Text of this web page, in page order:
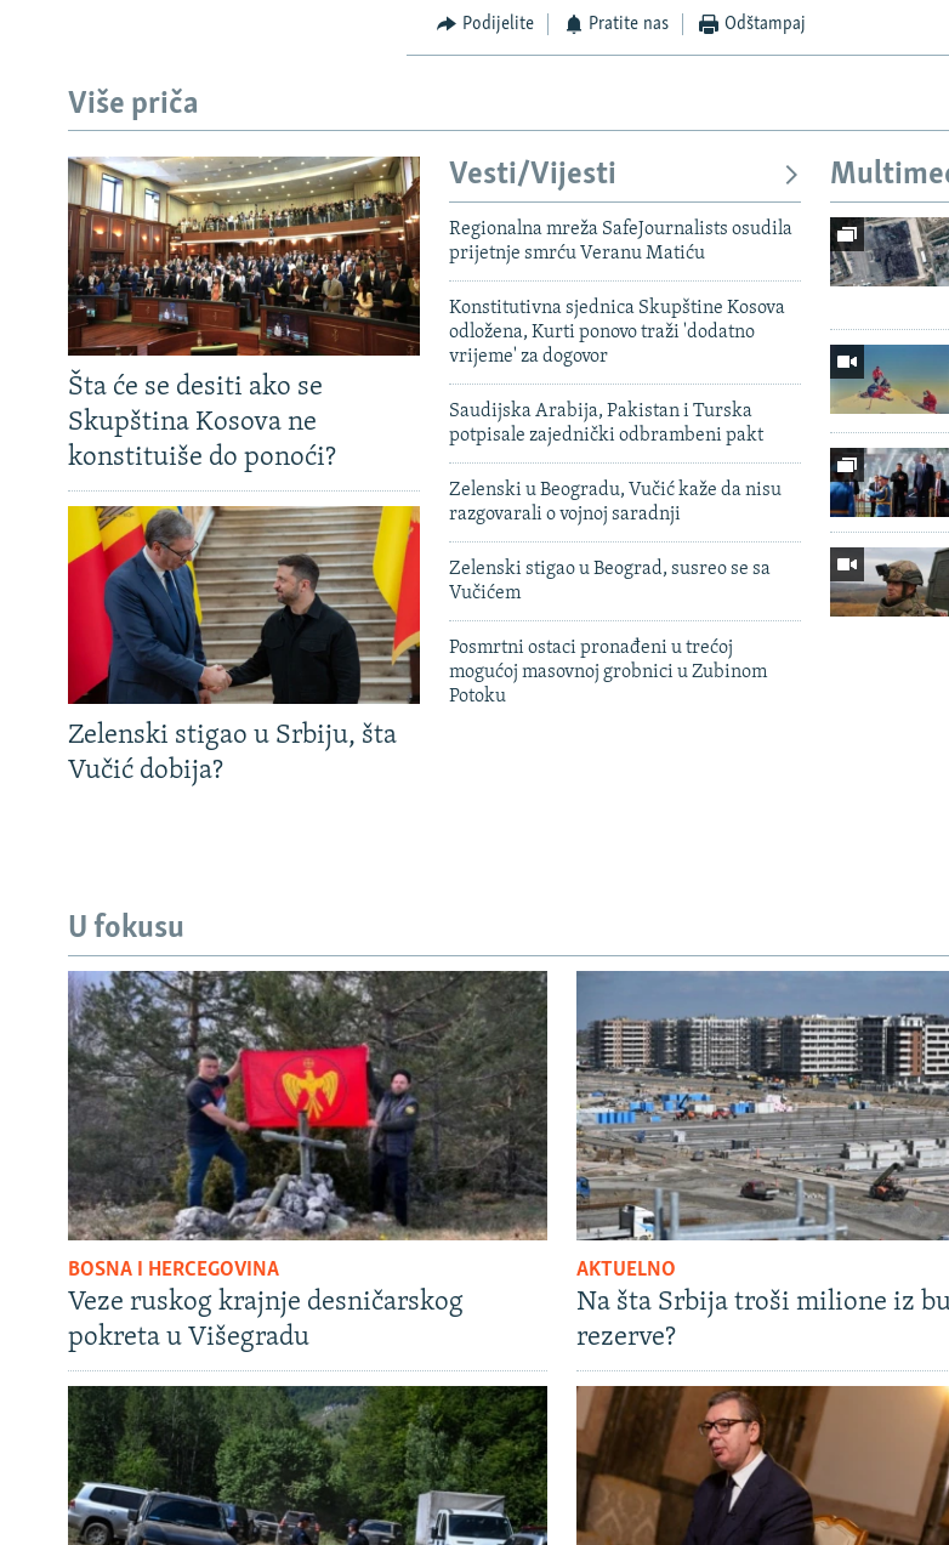
SPECIJALI RSE
VIŠE OD NASLOVA
GENOCID U SREBRENICI
POPLAVE I KLIZIŠTA U BIH 2024.
TV LIBERTY
POST SCRIPTUM
MOJA EVROPA
TRI DECENIJE OD RATA U BIH
SVE KARTE DEJTONA
Podijelite Pratite nas Odštampaj
Više priča
Šta će se desiti ako se
Skupština Kosova ne
konstituiše do ponoći?
Zelenski stigao u Srbiju, šta
Vučić dobija?
Vesti/Vijesti
Regionalna mreža SafeJournalists osudila
prijetnje smrću Veranu Matiću
Konstitutivna sjednica Skupštine Kosova
odložena, Kurti ponovo traži 'dodatno
vrijeme' za dogovor
Saudijska Arabija, Pakistan i Turska
potpisale zajednički odbrambeni pakt
Zelenski u Beogradu, Vučić kaže da nisu
razgovarali o vojnoj saradnji
Zelenski stigao u Beograd, susreo se sa
Vučićem
Posmrtni ostaci pronađeni u trećoj
mogućoj masovnoj grobnici u Zubinom
Potoku
U fokusu
BOSNA I HERCEGOVINA
Veze ruskog krajnje desničarskog
pokreta u Višegradu
AKTUELNO
Na šta Srbija troši milione iz
rezerve?